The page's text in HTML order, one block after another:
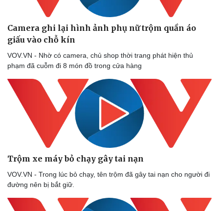
Doanh nghiệp
Thông tin doanh nghiệp
Doanh nghiệp 24h
Doanh nhân
Công nghệ
Sành điệu
Tin Công nghệ
Camera ghi lại hình ảnh phụ nữ trộm quần áo
giấu vào chỗ kín
VOV.VN - Nhờ có camera, chủ shop thời trang phát hiện thủ
phạm đã cuỗm đi 8 món đồ trong cửa hàng
Trộm xe máy bỏ chạy gây tai nạn
VOV.VN - Trong lúc bỏ chạy, tên trộm đã gây tai nạn cho người đi
đường nên bị bắt giữ.